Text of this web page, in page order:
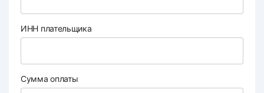
ИНН плательщика
Сумма оплаты